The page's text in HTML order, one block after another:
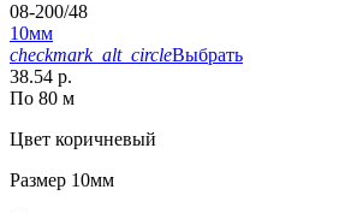
08-200/48
10мм
checkmark_alt_circleВыбрать
38.54 р.
По 80 м
Цвет коричневый
Размер 10мм